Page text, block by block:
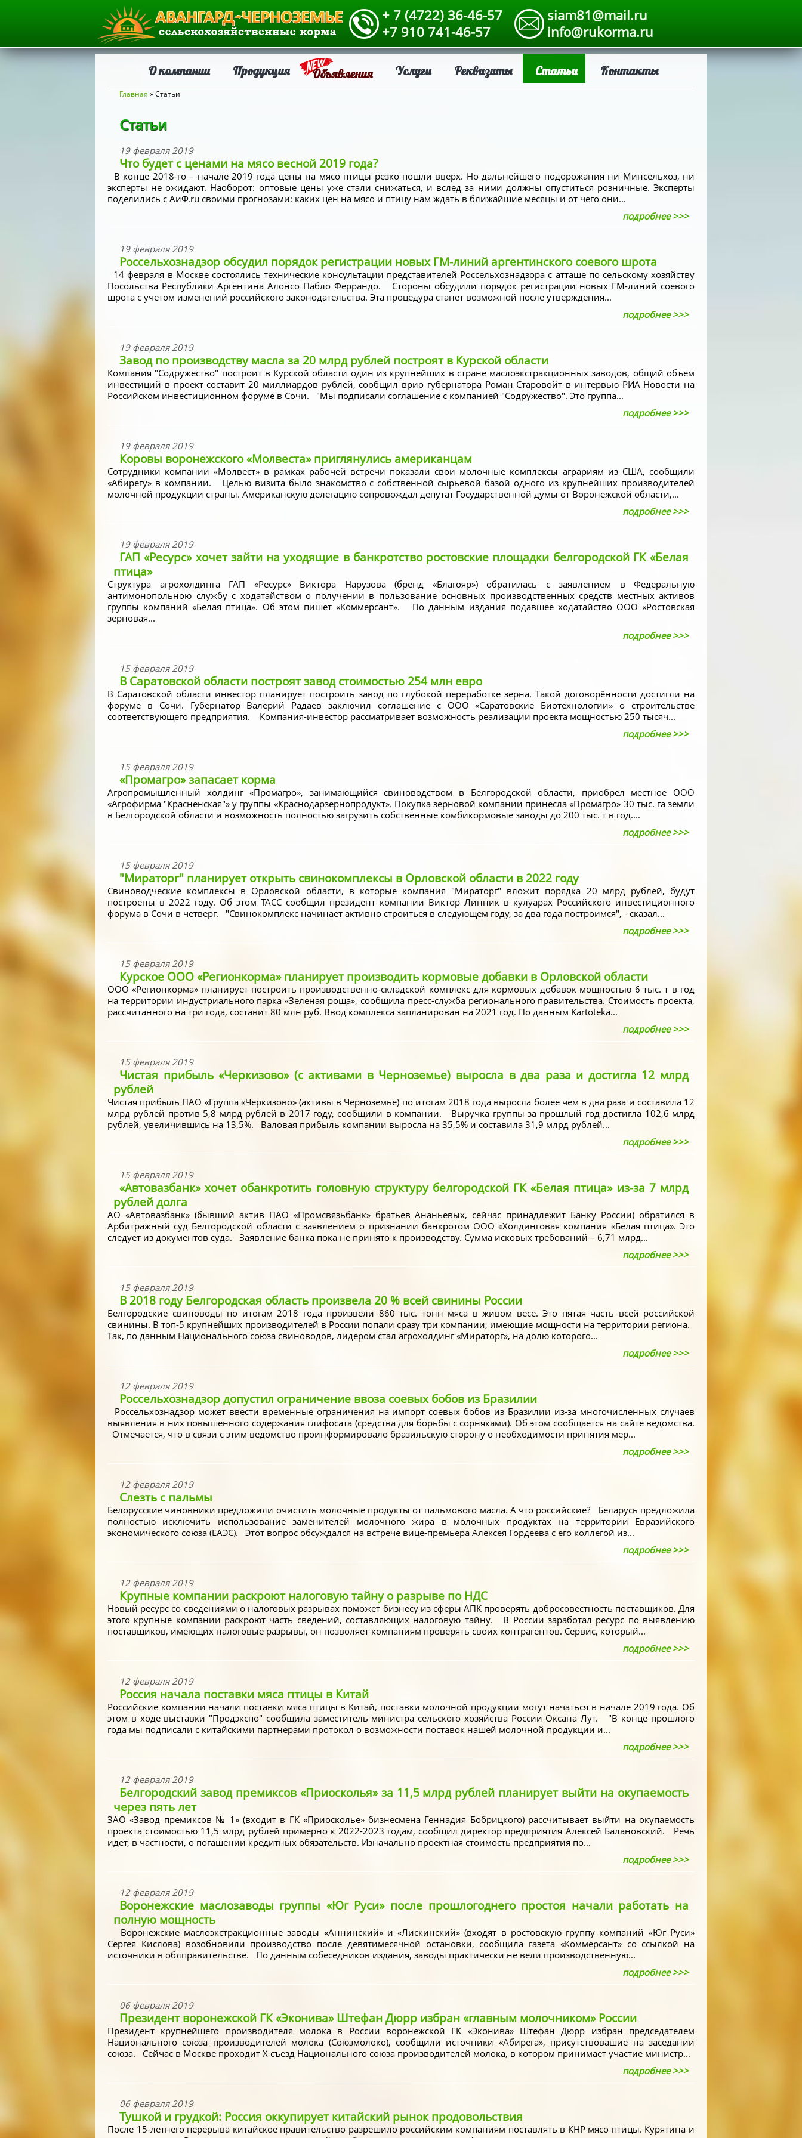
+ 7 (4722) 36-46-57
+7 910 741-46-57
siam81@mail.ru
info@rukorma.ru
О компании Продукция Объявления Услуги Реквизиты Статьи Контакты
Вы здесь
Главная » Статьи
Статьи
19 февраля 2019
Что будет с ценами на мясо весной 2019 года?
В конце 2018-го – начале 2019 года цены на мясо птицы резко пошли вверх. Но дальнейшего подорожания ни Минсельхоз, ни
эксперты не ожидают. Наоборот: оптовые цены уже стали снижаться, и вслед за ними должны опуститься розничные. Эксперты
поделились с АиФ.ru своими прогнозами: каких цен на мясо и птицу нам ждать в ближайшие месяцы и от чего они...
подробнее >>>
19 февраля 2019
Россельхознадзор обсудил порядок регистрации новых ГМ-линий аргентинского соевого шрота
14 февраля в Москве состоялись технические консультации представителей Россельхознадзора с атташе по сельскому хозяйству
Посольства Республики Аргентина Алонсо Пабло Феррандо. Стороны обсудили порядок регистрации новых ГМ-линий соевого
шрота с учетом изменений российского законодательства. Эта процедура станет возможной после утверждения...
подробнее >>>
19 февраля 2019
Завод по производству масла за 20 млрд рублей построят в Курской области
Компания "Содружество" построит в Курской области один из крупнейших в стране маслоэкстракционных заводов, общий объем
инвестиций в проект составит 20 миллиардов рублей, сообщил врио губернатора Роман Старовойт в интервью РИА Новости на
Российском инвестиционном форуме в Сочи. "Мы подписали соглашение с компанией "Содружество". Это группа...
подробнее >>>
19 февраля 2019
Коровы воронежского «Молвеста» приглянулись американцам
Сотрудники компании «Молвест» в рамках рабочей встречи показали свои молочные комплексы аграриям из США, сообщили
«Абирегу» в компании. Целью визита было знакомство с собственной сырьевой базой одного из крупнейших производителей
молочной продукции страны. Американскую делегацию сопровождал депутат Государственной думы от Воронежской области,...
подробнее >>>
19 февраля 2019
ГАП «Ресурс» хочет зайти на уходящие в банкротство ростовские площадки белгородской ГК «Белая
птица»
Структура агрохолдинга ГАП «Ресурс» Виктора Нарузова (бренд «Благояр») обратилась с заявлением в Федеральную
антимонопольною службу с ходатайством о получении в пользование основных производственных средств местных активов
группы компаний «Белая птица». Об этом пишет «Коммерсант». По данным издания подавшее ходатайство ООО «Ростовская
зерновая...
подробнее >>>
15 февраля 2019
В Саратовской области построят завод стоимостью 254 млн евро
В Саратовской области инвестор планирует построить завод по глубокой переработке зерна. Такой договорённости достигли на
форуме в Сочи. Губернатор Валерий Радаев заключил соглашение с ООО «Саратовские Биотехнологии» о строительстве
соответствующего предприятия. Компания-инвестор рассматривает возможность реализации проекта мощностью 250 тысяч...
подробнее >>>
15 февраля 2019
«Промагро» запасает корма
Агропромышленный холдинг «Промагро», занимающийся свиноводством в Белгородской области, приобрел местное ООО
«Агрофирма "Красненская"» у группы «Краснодарзернопродукт». Покупка зерновой компании принесла «Промагро» 30 тыс. га земли
в Белгородской области и возможность полностью загрузить собственные комбикормовые заводы до 200 тыс. т в год....
подробнее >>>
15 февраля 2019
"Мираторг" планирует открыть свинокомплексы в Орловской области в 2022 году
Свиноводческие комплексы в Орловской области, в которые компания "Мираторг" вложит порядка 20 млрд рублей, будут
построены в 2022 году. Об этом ТАСС сообщил президент компании Виктор Линник в кулуарах Российского инвестиционного
форума в Сочи в четверг. "Свинокомплекс начинает активно строиться в следующем году, за два года построимся", - сказал...
подробнее >>>
15 февраля 2019
Курское ООО «Регионкорма» планирует производить кормовые добавки в Орловской области
ООО «Регионкорма» планирует построить производственно-складской комплекс для кормовых добавок мощностью 6 тыс. т в год
на территории индустриального парка «Зеленая роща», сообщила пресс-служба регионального правительства. Стоимость проекта,
рассчитанного на три года, составит 80 млн руб. Ввод комплекса запланирован на 2021 год. По данным Kartoteka...
подробнее >>>
15 февраля 2019
Чистая прибыль «Черкизово» (с активами в Черноземье) выросла в два раза и достигла 12 млрд
рублей
Чистая прибыль ПАО «Группа «Черкизово» (активы в Черноземье) по итогам 2018 года выросла более чем в два раза и составила 12
млрд рублей против 5,8 млрд рублей в 2017 году, сообщили в компании. Выручка группы за прошлый год достигла 102,6 млрд
рублей, увеличившись на 13,5%. Валовая прибыль компании выросла на 35,5% и составила 31,9 млрд рублей...
подробнее >>>
15 февраля 2019
«Автовазбанк» хочет обанкротить головную структуру белгородской ГК «Белая птица» из-за 7 млрд
рублей долга
АО «Автовазбанк» (бывший актив ПАО «Промсвязьбанк» братьев Ананьевых, сейчас принадлежит Банку России) обратился в
Арбитражный суд Белгородской области с заявлением о признании банкротом ООО «Холдинговая компания «Белая птица». Это
следует из документов суда. Заявление банка пока не принято к производству. Сумма исковых требований – 6,71 млрд...
подробнее >>>
15 февраля 2019
В 2018 году Белгородская область произвела 20 % всей свинины России
Белгородские свиноводы по итогам 2018 года произвели 860 тыс. тонн мяса в живом весе. Это пятая часть всей российской
свинины. В топ-5 крупнейших производителей в России попали сразу три компании, имеющие мощности на территории региона.
Так, по данным Национального союза свиноводов, лидером стал агрохолдинг «Мираторг», на долю которого...
подробнее >>>
12 февраля 2019
Россельхознадзор допустил ограничение ввоза соевых бобов из Бразилии
Россельхознадзор может ввести временные ограничения на импорт соевых бобов из Бразилии из-за многочисленных случаев
выявления в них повышенного содержания глифосата (средства для борьбы с сорняками). Об этом сообщается на сайте ведомства.
Отмечается, что в связи с этим ведомство проинформировало бразильскую сторону о необходимости принятия мер...
подробнее >>>
12 февраля 2019
Слезть с пальмы
Белорусские чиновники предложили очистить молочные продукты от пальмового масла. А что российские? Беларусь предложила
полностью исключить использование заменителей молочного жира в молочных продуктах на территории Евразийского
экономического союза (ЕАЭС). Этот вопрос обсуждался на встрече вице-премьера Алексея Гордеева с его коллегой из...
подробнее >>>
12 февраля 2019
Крупные компании раскроют налоговую тайну о разрыве по НДС
Новый ресурс со сведениями о налоговых разрывах поможет бизнесу из сферы АПК проверять добросовестность поставщиков. Для
этого крупные компании раскроют часть сведений, составляющих налоговую тайну. В России заработал ресурс по выявлению
поставщиков, имеющих налоговые разрывы, он позволяет компаниям проверять своих контрагентов. Сервис, который...
подробнее >>>
12 февраля 2019
Россия начала поставки мяса птицы в Китай
Российские компании начали поставки мяса птицы в Китай, поставки молочной продукции могут начаться в начале 2019 года. Об
этом в ходе выставки "Продэкспо" сообщила заместитель министра сельского хозяйства России Оксана Лут. "В конце прошлого
года мы подписали с китайскими партнерами протокол о возможности поставок нашей молочной продукции и...
подробнее >>>
12 февраля 2019
Белгородский завод премиксов «Приосколья» за 11,5 млрд рублей планирует выйти на окупаемость
через пять лет
ЗАО «Завод премиксов № 1» (входит в ГК «Приосколье» бизнесмена Геннадия Бобрицкого) рассчитывает выйти на окупаемость
проекта стоимостью 11,5 млрд рублей примерно к ‎2022-2023 годам, сообщил директор предприятия Алексей Балановский. Речь
идет, в частности, о погашении кредитных обязательств. Изначально проектная стоимость предприятия по...
подробнее >>>
12 февраля 2019
Воронежские маслозаводы группы «Юг Руси» после прошлогоднего простоя начали работать на
полную мощность
Воронежские маслоэкстракционные заводы «Аннинский» и «Лискинский» (входят в ростовскую группу компаний «Юг Руси»
Сергея Кислова) возобновили производство после девятимесячной остановки, сообщила газета «Коммерсант» со ссылкой на
источники в облправительстве. По данным собеседников издания, заводы практически не вели производственную...
подробнее >>>
06 февраля 2019
Президент воронежской ГК «Эконива» Штефан Дюрр избран «главным молочником» России
Президент крупнейшего производителя молока в России воронежской ГК «Эконива» Штефан Дюрр избран председателем
Национального союза производителей молока (Союзмолоко), сообщили источники «Абирега», присутствовашие на заседании
союза. Сейчас в Москве проходит Х съезд Национального союза производителей молока, в котором принимает участие министр...
подробнее >>>
06 февраля 2019
Тушкой и грудкой: Россия оккупирует китайский рынок продовольствия
После 15-летнего перерыва китайское правительство разрешило российским компаниям поставлять в КНР мясо птицы. Курятина и